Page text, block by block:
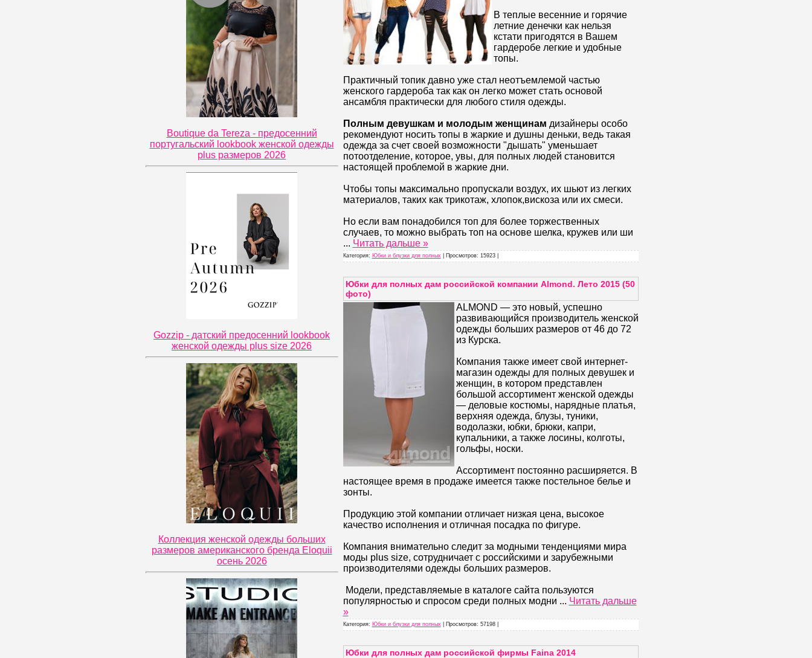
Boutique da Tereza - предосенний
португальский lookbook женской одежды
plus размеров 2026
Gozzip - датский предосенний lookbook
женской одежды plus size 2026
Коллекция женской одежды больших
размеров американского бренда Eloquii
осень 2026
В теплые весенние и горячие
летние денечки как нельзя
кстати пригодятся в Вашем
гардеробе легкие и удобные
топы.
Практичный топик давно уже стал неотъемлемой частью
женского гардероба так как он легко может стать основой
ансамбля практически для любого стиля одежды.
Полным девушкам и молодым женщинам дизайнеры особо
рекомендуют носить топы в жаркие и душны деньки, ведь такая
одежда за счет своей возможности "дышать" уменьшает
потоотделение, которое, увы, для полных людей становится
настоящей проблемой в жаркие дни.
Чтобы топы максимально пропускали воздух, их шьют из легких
материалов, таких как трикотаж, хлопок,вискоза или их смеси.
Но если вам понадобился топ для более торжественных
случаев, то можно выбрать топ на основе шелка, кружев или ши
... Читать дальше »
Категория: Юбки и блузки для полных| Просмотров: 15923 |
Юбки для полных дам российской компании Almond. Лето 2015 (50
фото)
ALMOND — это новый, успешно
развивающийся производитель женской
одежды больших размеров от 46 до 72
из Курска.
Компания также имеет свой интернет-
магазин одежды для полных девушек и
женщин, в котором представлен
большой ассортимент женской одежды
— деловые костюмы, нарядные платья,
верхняя одежда, блузы, туники,
водолазки, юбки, брюки, капри,
купальники, а также лосины, колготы,
гольфы, носки.
Ассортимент постоянно расширяется. В
настоящее время в продаже имеется также постельное белье и
зонты.
Продукцию этой компании отличает низкая цена, высокое
качество исполнения и отличная посадка по фигуре.
Компания внимательно следит за модными тенденциями мира
моды plus size, сотрудничает с российскими и зарубежными
производителями одежды больших размеров.
Модели, представляемые в каталоге сайта пользуются
популярностью и спросом среди полных модни ... Читать дальше
»
Категория: Юбки и блузки для полных| Просмотров: 57198 |
Юбки для полных дам российской фирмы Faina 2014